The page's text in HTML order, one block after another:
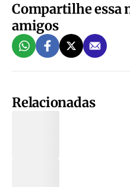
Compartilhe essa
amigos
Relacionadas